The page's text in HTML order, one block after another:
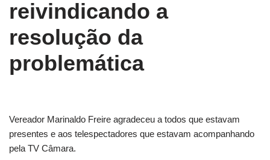
reivindicando a
resolução da
problemática
Vereador Marinaldo Freire agradeceu a todos que estavam
presentes e aos telespectadores que estavam acompanhando
pela TV Câmara.